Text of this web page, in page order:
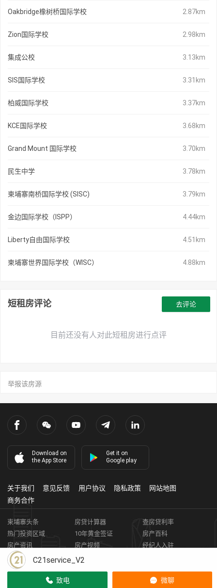
Oakbridge橡树桥国际学校 2.87km
Zion国际学校 2.98km
集成公校 3.13km
SIS国际学校 3.31km
柏威国际学校 3.37km
KCE国际学校 3.68km
Grand Mount 国际学校 3.70km
民生中学 3.78km
柬埔寨南桥国际学校 (SISC) 3.79km
金边国际学校（ISPP） 4.44km
Liberty自由国际学校 4.51km
柬埔寨世界国际学校（WISC） 4.88km
短租房评论
目前还没有人对此短租房进行点评
去评论
举报该房源
C21service_V2
致电 微聊
Download on
the App Store
Get it on
Google play
关于我们 意见反馈 用户协议 隐私政策
网站地图
商务合作
柬埔寨头条 房贷计算器
查房贷利率
热门投资区域
10年黄金签证
房产百科
房产资讯
房产视频
经纪人入驻
获取客资
柬埔寨房地产APP
2026 HARBOR PROPERTY CO., LTD.房地产证编号: E-